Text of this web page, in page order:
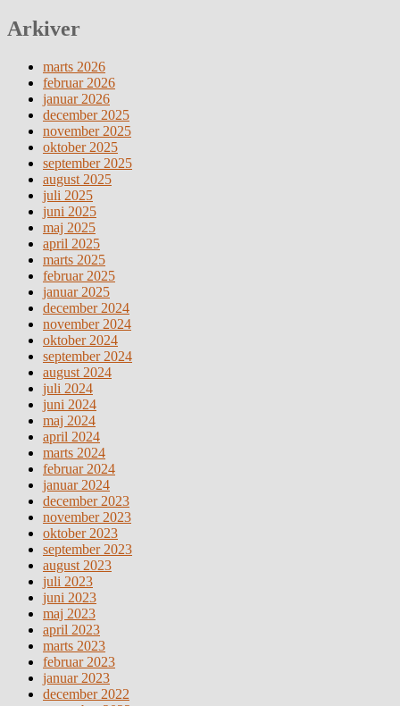
Arkiver
marts 2026
februar 2026
januar 2026
december 2025
november 2025
oktober 2025
september 2025
august 2025
juli 2025
juni 2025
maj 2025
april 2025
marts 2025
februar 2025
januar 2025
december 2024
november 2024
oktober 2024
september 2024
august 2024
juli 2024
juni 2024
maj 2024
april 2024
marts 2024
februar 2024
januar 2024
december 2023
november 2023
oktober 2023
september 2023
august 2023
juli 2023
juni 2023
maj 2023
april 2023
marts 2023
februar 2023
januar 2023
december 2022